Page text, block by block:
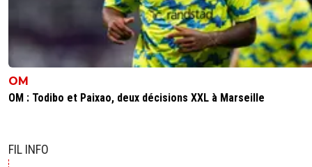
OM
OM : Todibo et Paixao, deux décisions XXL à Marseille
FIL INFO